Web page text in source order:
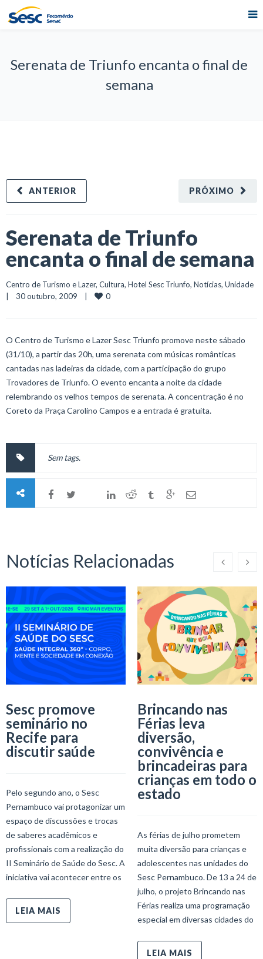
Serenata de Triunfo encanta o final de
semana
PRÓXIMO
ANTERIOR
Serenata de Triunfo
encanta o final de semana
Centro de Turismo e Lazer, Cultura, Hotel Sesc Triunfo, Notícias, Unidade
|    30 outubro, 2009    |
0
O Centro de Turismo e Lazer Sesc Triunfo promove neste sábado
(31/10), a partir das 20h, uma serenata com músicas românticas
cantadas nas ladeiras da cidade, com a participação do grupo
Trovadores de Triunfo. O evento encanta a noite da cidade
relembrando os velhos tempos de serenata. A concentração é no
Coreto da Praça Carolino Campos e a entrada é gratuita.
Sem tags.
Notícias Relacionadas
Sesc promove
seminário no
Recife para
discutir saúde
Pelo segundo ano, o Sesc
Pernambuco vai protagonizar um
espaço de discussões e trocas
de saberes acadêmicos e
profissionais com a realização do
II Seminário de Saúde do Sesc. A
iniciativa vai acontecer entre os
LEIA MAIS
Brincando nas
Férias leva
diversão,
convivência e
brincadeiras para
crianças em todo o
estado
As férias de julho prometem
muita diversão para crianças e
adolescentes nas unidades do
Sesc Pernambuco. De 13 a 24 de
julho, o projeto Brincando nas
Férias realiza uma programação
especial em diversas cidades do
LEIA MAIS